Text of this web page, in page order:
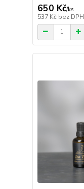
650 Kč/ks
537 Kč bez DPH